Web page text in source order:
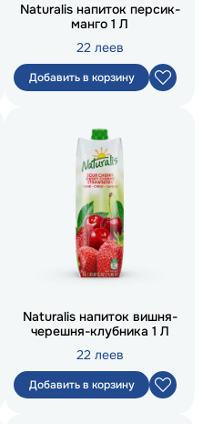
Naturalis напиток персик-
манго 1 Л
22 леев
Добавить в корзину
Naturalis напиток вишня-
черешня-клубника 1 Л
22 леев
Добавить в корзину